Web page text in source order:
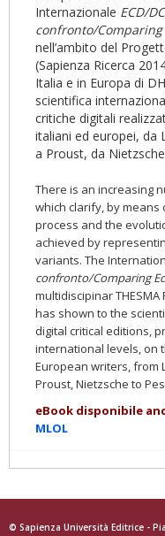
Internazionale ECD/
confronto/
nell’ambito del
(Sapienza Ricerca
Italia e in Europa di
scientifica
critiche digitali
italiani ed europei, da
a Proust, da
There is an increasing
which clarify, by means
process and the
achieved by
variants. The
confronto/Comparing
multidiscipinar THESMA
has shown to the
digital critical editions,
international levels, on
European writers, from
Proust, Nietzsche to
eBook disponibile
MLOL
© Sapienza Università Editrice -